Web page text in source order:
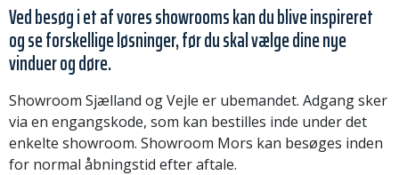
Ved besøg i et af vores showrooms kan du blive inspireret
og se forskellige løsninger, før du skal vælge dine nye
vinduer og døre.
Showroom Sjælland og Vejle er ubemandet. Adgang sker
via en engangskode, som kan bestilles inde under det
enkelte showroom. Showroom Mors kan besøges inden
for normal åbningstid efter aftale.